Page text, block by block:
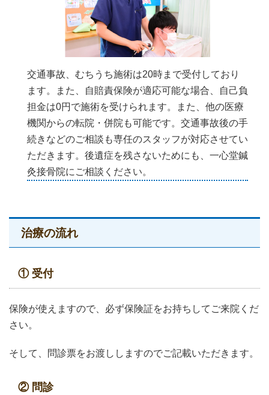
交通事故、むちうち施術は20時まで受付しており
ます。また、自賠責保険が適応可能な場合、自己負
担金は0円で施術を受けられます。また、他の医療
機関からの転院・併院も可能です。交通事故後の手
続きなどのご相談も専任のスタッフが対応させてい
ただきます。後遺症を残さないためにも、一心堂鍼
灸接骨院にご相談ください。
治療の流れ
① 受付
保険が使えますので、必ず保険証をお持ちしてご来院くだ
さい。
そして、問診票をお渡ししますのでご記載いただきます。
② 問診